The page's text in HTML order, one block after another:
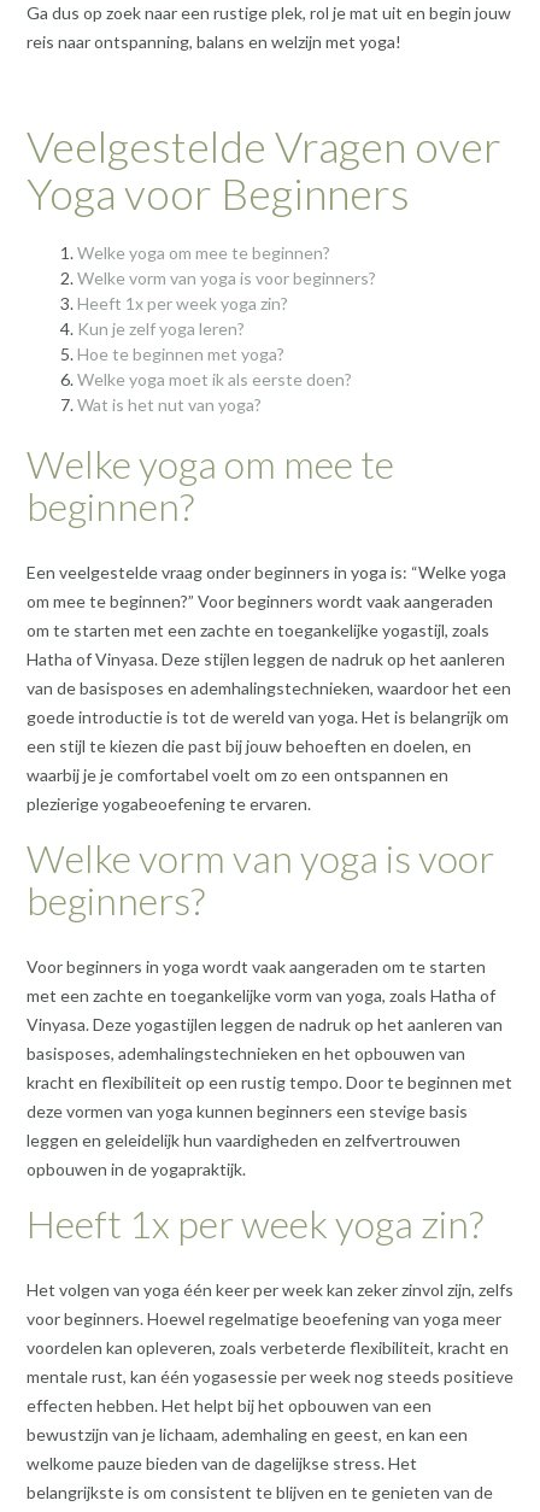
Ga dus op zoek naar een rustige plek, rol je mat uit en begin jouw
reis naar ontspanning, balans en welzijn met yoga!
Veelgestelde Vragen over
Yoga voor Beginners
Welke yoga om mee te beginnen?
Welke vorm van yoga is voor beginners?
Heeft 1x per week yoga zin?
Kun je zelf yoga leren?
Hoe te beginnen met yoga?
Welke yoga moet ik als eerste doen?
Wat is het nut van yoga?
Welke yoga om mee te
beginnen?
Een veelgestelde vraag onder beginners in yoga is: “Welke yoga
om mee te beginnen?” Voor beginners wordt vaak aangeraden
om te starten met een zachte en toegankelijke yogastijl, zoals
Hatha of Vinyasa. Deze stijlen leggen de nadruk op het aanleren
van de basisposes en ademhalingstechnieken, waardoor het een
goede introductie is tot de wereld van yoga. Het is belangrijk om
een stijl te kiezen die past bij jouw behoeften en doelen, en
waarbij je je comfortabel voelt om zo een ontspannen en
plezierige yogabeoefening te ervaren.
Welke vorm van yoga is voor
beginners?
Voor beginners in yoga wordt vaak aangeraden om te starten
met een zachte en toegankelijke vorm van yoga, zoals Hatha of
Vinyasa. Deze yogastijlen leggen de nadruk op het aanleren van
basisposes, ademhalingstechnieken en het opbouwen van
kracht en flexibiliteit op een rustig tempo. Door te beginnen met
deze vormen van yoga kunnen beginners een stevige basis
leggen en geleidelijk hun vaardigheden en zelfvertrouwen
opbouwen in de yogapraktijk.
Heeft 1x per week yoga zin?
Het volgen van yoga één keer per week kan zeker zinvol zijn, zelfs
voor beginners. Hoewel regelmatige beoefening van yoga meer
voordelen kan opleveren, zoals verbeterde flexibiliteit, kracht en
mentale rust, kan één yogasessie per week nog steeds positieve
effecten hebben. Het helpt bij het opbouwen van een
bewustzijn van je lichaam, ademhaling en geest, en kan een
welkome pauze bieden van de dagelijkse stress. Het
belangrijkste is om consistent te blijven en te genieten van de